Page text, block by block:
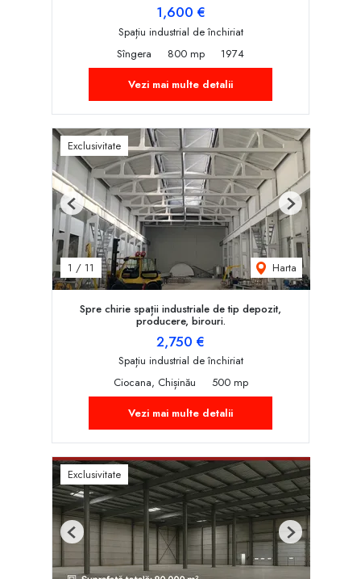
1,600 €
Spațiu industrial de închiriat
Sîngera
800 mp
1974
Vezi mai multe detalii
Exclusivitate
1 / 11 Harta
Previous Next
Spre chirie spații industriale de tip depozit,
producere, birouri.
2,750 €
Spațiu industrial de închiriat
Ciocana, Chișinău
500 mp
Vezi mai multe detalii
Exclusivitate
Previous Next